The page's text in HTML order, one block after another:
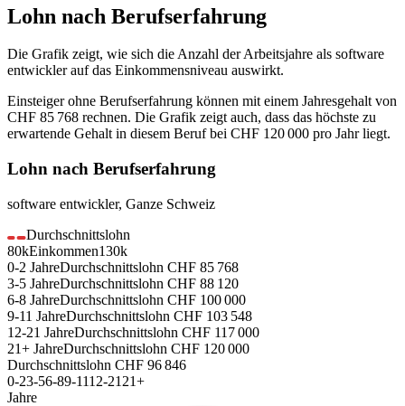
Lohn nach Berufserfahrung
Die Grafik zeigt, wie sich die Anzahl der Arbeitsjahre als software
entwicklerauf das Einkommensniveau auswirkt.
Einsteiger ohne Berufserfahrung können mit einem Jahresgehalt von
CHF 85 768 rechnen. Die Grafik zeigt auch, dass das höchste zu
erwartende Gehalt in diesem Beruf bei CHF 120 000 pro Jahr liegt.
Lohn nach Berufserfahrung
software entwickler, Ganze Schweiz
Durchschnittslohn
80kEinkommen130k
0-2 JahreDurchschnittslohn CHF 85 768
3-5 JahreDurchschnittslohn CHF 88 120
6-8 JahreDurchschnittslohn CHF 100 000
9-11 JahreDurchschnittslohn CHF 103 548
12-21 JahreDurchschnittslohn CHF 117 000
21+ JahreDurchschnittslohn CHF 120 000
Durchschnittslohn CHF 96 846
0-23-56-89-1112-21 21+
Jahre